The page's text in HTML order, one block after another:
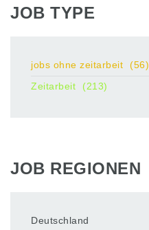
JOB TYPE
jobs ohne zeitarbeit
(56)
Zeitarbeit
(213)
JOB REGIONEN
Deutschland